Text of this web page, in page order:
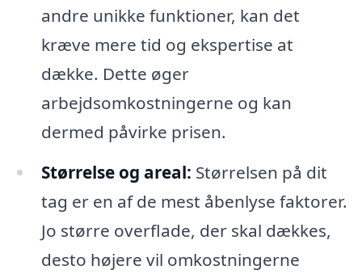
andre unikke funktioner, kan det
kræve mere tid og ekspertise at
dække. Dette øger
arbejdsomkostningerne og kan
dermed påvirke prisen.
Størrelse og areal: Størrelsen på dit
tag er en af de mest åbenlyse faktorer.
Jo større overflade, der skal dækkes,
desto højere vil omkostningerne